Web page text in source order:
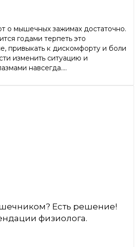
о мышечных зажимах достаточно.
годами терпеть это
привыкать к дискомфорту и боли
изменить ситуацию и
навсегда....
Есть решение!
физиолога.